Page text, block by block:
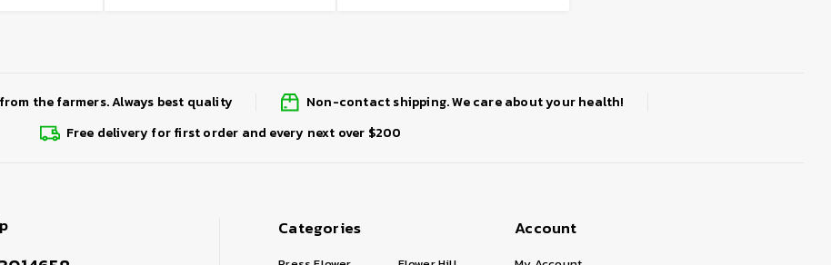
the farmers. Always best quality
Non-contact shipping. We care about your health!
Free delivery for first order and every next over $200
Categories Account